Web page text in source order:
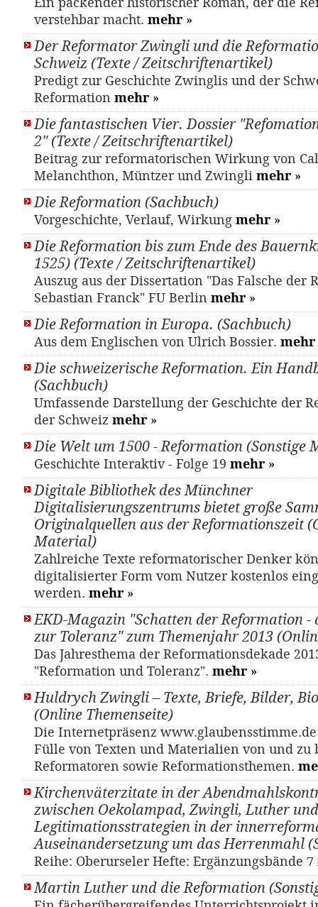
verstehbar macht. mehr »
Der Reformator Zwingli und die
Schweiz (Texte / Zeitschriftenartikel)
Predigt zur Geschichte Zwinglis und der
Reformation mehr »
Die fantastischen Vier. Dossier
2" (Texte / Zeitschriftenartikel)
Beitrag zur reformatorischen Wirkung von
Melanchthon, Müntzer und Zwingli mehr »
Die Reformation (Sachbuch)
Vorgeschichte, Verlauf, Wirkung mehr »
Die Reformation bis zum Ende des
1525) (Texte / Zeitschriftenartikel)
Auszug aus der Dissertation "Das Falsche der
Sebastian Franck" FU Berlin mehr »
Die Reformation in Europa. (Sachbuch)
Aus dem Englischen von Ulrich Bossier. mehr
Die schweizerische Reformation. Ein
(Sachbuch)
Umfassende Darstellung der Geschichte der
der Schweiz mehr »
Die Welt um 1500 - Reformation (Sonstige
Geschichte Interaktiv - Folge 19 mehr »
Digitale Bibliothek des Münchner
Digitalisierungszentrums bietet große
Originalquellen aus der Reformationszeit
Material)
Zahlreiche Texte reformatorischer Denker
digitalisierter Form vom Nutzer kostenlos
werden. mehr »
EKD-Magazin "Schatten der Reformation -
zur Toleranz" zum Themenjahr 2013
Das Jahresthema der Reformationsdekade
"Reformation und Toleranz". mehr »
Huldrych Zwingli – Texte, Briefe, Bilder,
(Online Themenseite)
Die Internetpräsenz
Fülle von Texten und Materialien von und zu
Reformatoren sowie Reformationsthemen.
Kirchenväterzitate in der
zwischen Oekolampad, Zwingli, Luther
Legitimationsstrategien in der
Auseinandersetzung um das Herrenmahl
Reihe: Oberurseler Hefte: Ergänzungsbände 7
Martin Luther und die Reformation